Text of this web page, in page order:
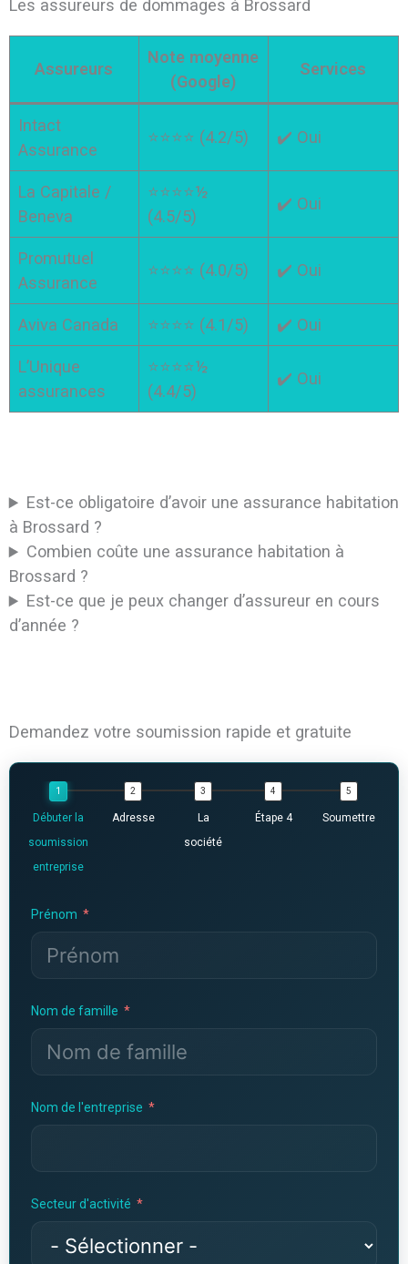
Les assureurs de dommages à Brossard
Assureurs
Note moyenne
(Google)
Services
Intact
Assurance
⭐⭐⭐⭐ (4.2/5) ✔️ Oui
La Capitale /
Beneva
⭐⭐⭐⭐½
(4.5/5)
✔️ Oui
Promutuel
Assurance
⭐⭐⭐⭐ (4.0/5) ✔️ Oui
Aviva Canada ⭐⭐⭐⭐ (4.1/5) ✔️ Oui
L’Unique
assurances
⭐⭐⭐⭐½
(4.4/5)
✔️ Oui
Est-ce obligatoire d’avoir une assurance habitation
à Brossard ?
Combien coûte une assurance habitation à
Brossard ?
Est-ce que je peux changer d’assureur en cours
d’année ?
Demandez votre soumission rapide et gratuite
Débuter la
soumission
entreprise
Adresse
La
société
Étape 4 Soumettre
Prénom
Nom de famille
Nom de l'entreprise
Secteur d'activité